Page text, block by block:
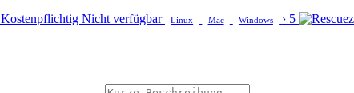
Kostenpflichtig Nicht verfügbar Linux Mac Windows › 5